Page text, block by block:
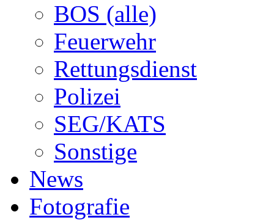
BOS (alle)
Feuerwehr
Rettungsdienst
Polizei
SEG/KATS
Sonstige
News
Fotografie